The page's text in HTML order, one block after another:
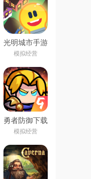
光明城市手游
下载
模拟经营
勇者防御下载
安装
模拟经营